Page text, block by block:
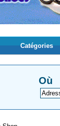
Catégories
Où